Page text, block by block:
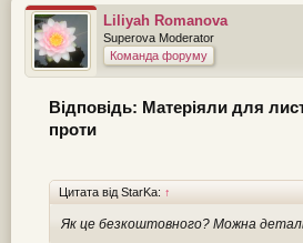
Liliyah Romanova
Superova Moderator
Команда форуму
Відповідь: Матеріяли для
проти
Цитата від StarKa: ↑
Як це безкоштовного? Можна